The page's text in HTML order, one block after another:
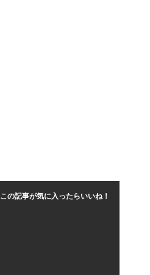
この記事が気に入ったらいいね！